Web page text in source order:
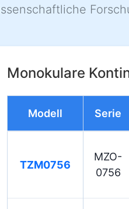
Monokulare
Modell Serie
TZM0756
MZO-
0756